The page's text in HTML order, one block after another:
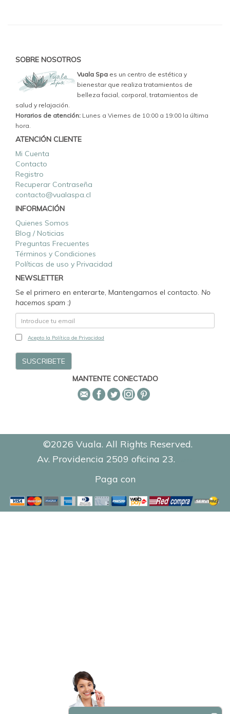
SOBRE NOSOTROS
Vuala Spa es un centro de estética y
bienestar que realiza tratamientos de
belleza facial, corporal, tratamientos de
salud y relajación.
Horarios de atención: Lunes a Viernes de 10:00 a 19:00 la última
hora.
ATENCIÓN CLIENTE
Mi Cuenta
Contacto
Registro
Recuperar Contraseña
contacto@vualaspa.cl
INFORMACIÓN
Quienes Somos
Blog / Noticias
Preguntas Frecuentes
Términos y Condiciones
Políticas de uso y Privacidad
NEWSLETTER
Se el primero en enterarte, Mantengamos el contacto. No
hacemos spam :)
Acepto la Política de Privacidad
MANTENTE CONECTADO
©2026 Vuala. All Rights Reserved.
Av. Providencia 2509 oficina 23.
Paga con